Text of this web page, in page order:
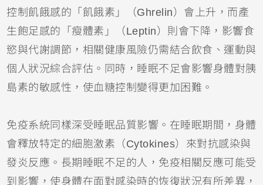
控制飢餓感的「飢餓素」（Ghrelin）會上升，而產
生飽足感的「瘦體素」（Leptin）則會下降，影響食
慾與代謝調節，相關健康風險仍需結合飲食、運動與
個人狀況綜合評估。同時，睡眠不足會影響身體對胰
島素的敏感性，使血糖控制變得更加困難。
免疫系統同樣深受睡眠品質影響。在睡眠期間，身體
會釋放特定的細胞激素（Cytokines）來對抗感染與
發炎反應。長期睡眠不足的人，免疫相關反應可能受
到影響，使身體在面對感染時的恢復狀況有所差異，